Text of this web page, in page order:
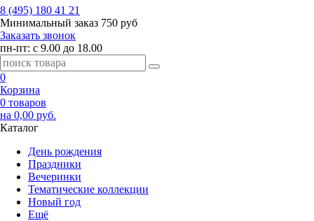
8 (495) 180 41 21
Минимальный заказ 750 руб
Заказать звонок
пн-пт: с 9.00 до 18.00
0
Корзина
0 товаров
на 0,00 руб.
Каталог
День рождения
Праздники
Вечеринки
Тематические коллекции
Новый год
Ещё